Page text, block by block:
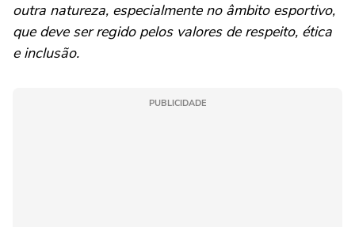
outra natureza, especialmente no âmbito esportivo,
que deve ser regido pelos valores de respeito, ética
e inclusão.
PUBLICIDADE